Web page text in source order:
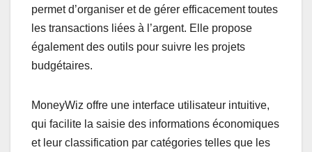
permet d’organiser et de gérer efficacement toutes
les transactions liées à l’argent. Elle propose
également des outils pour suivre les projets
budgétaires.
MoneyWiz offre une interface utilisateur intuitive,
qui facilite la saisie des informations économiques
et leur classification par catégories telles que les